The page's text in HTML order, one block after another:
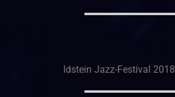
Idstein Jazz-Festival 2018